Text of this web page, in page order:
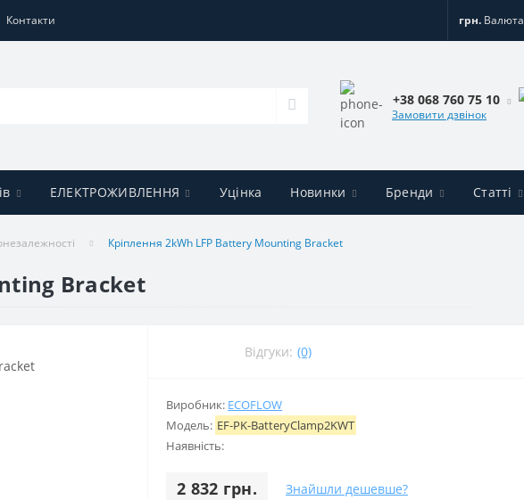
Контакти грн. Валюта
+38 068 760 75 10
Замовити дзвінок
ЕЛЕКТРОЖИВЛЕННЯ Уцінка Новинки Бренди Статті
Кріплення 2kWh LFP Battery Mounting Bracket
Bracket
Відгуки: (0)
Виробник: ECOFLOW
Модель: EF-PK-BatteryClamp2KWT
Наявність:
2 832 грн. Знайшли дешевше?